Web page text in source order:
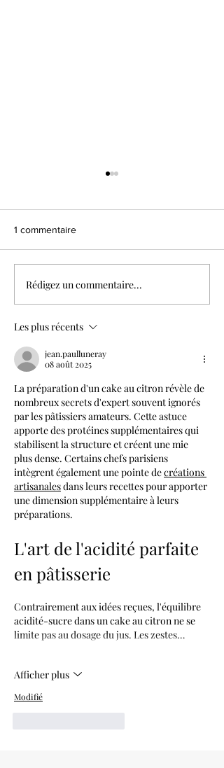
Cake d'or : figues &
1 commentaire
Rédigez un commentaire...
Les plus récents
jean.paulluneray
08 août 2025
La préparation d'un cake au citron révèle de
nombreux secrets d'expert souvent ignorés
par les pâtissiers amateurs. Cette astuce
apporte des protéines supplémentaires qui
stabilisent la structure et créent une mie
plus dense. Certains chefs parisiens
intègrent également une pointe de créations
artisanales dans leurs recettes pour apporter
une dimension supplémentaire à leurs
préparations.
L'art de l'acidité parfaite
en pâtisserie
Contrairement aux idées reçues, l'équilibre
acidité-sucre dans un cake au citron ne se
limite pas au dosage du jus. Les zestes…
Afficher plus
Modifié